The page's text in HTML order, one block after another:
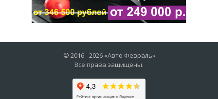
© 2016 -2026 «Авто Февраль»
Все права защищены.